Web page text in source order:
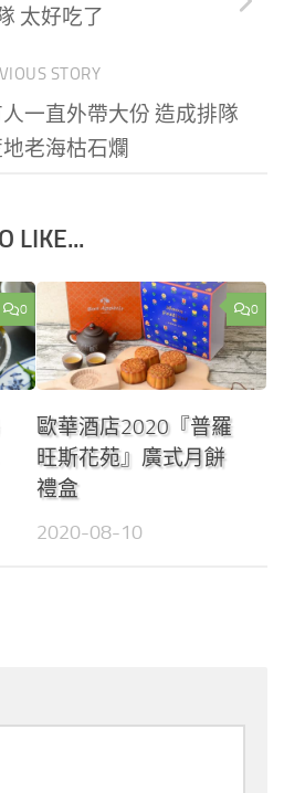
太好吃了
STORY
一直外帶大份 造成排隊
老海枯石爛
LIKE...
0 0
歐華酒店2020『普羅
旺斯花苑』廣式月餅
禮盒
2020-08-10